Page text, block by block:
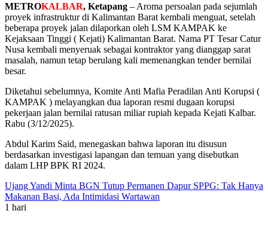
METROKALBAR, Ketapang – Aroma persoalan pada sejumlah
proyek infrastruktur di Kalimantan Barat kembali menguat, setelah
beberapa proyek jalan dilaporkan oleh LSM KAMPAK ke
Kejaksaan Tinggi ( Kejati) Kalimantan Barat. Nama PT Tesar Catur
Nusa kembali menyeruak sebagai kontraktor yang dianggap sarat
masalah, namun tetap berulang kali memenangkan tender bernilai
besar.
Diketahui sebelumnya, Komite Anti Mafia Peradilan Anti Korupsi (
KAMPAK ) melayangkan dua laporan resmi dugaan korupsi
pekerjaan jalan bernilai ratusan miliar rupiah kepada Kejati Kalbar.
Rabu (3/12/2025).
Abdul Karim Said, menegaskan bahwa laporan itu disusun
berdasarkan investigasi lapangan dan temuan yang disebutkan
dalam LHP BPK RI 2024.
Ujang Yandi Minta BGN Tutup Permanen Dapur SPPG: Tak Hanya
Makanan Basi, Ada Intimidasi Wartawan
1 hari